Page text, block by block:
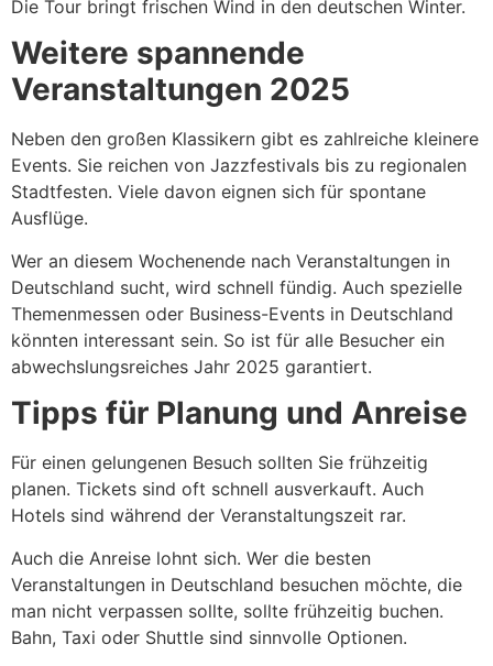
Die Tour bringt frischen Wind in den deutschen Winter.
Weitere spannende
Veranstaltungen 2025
Neben den großen Klassikern gibt es zahlreiche kleinere
Events. Sie reichen von Jazzfestivals bis zu regionalen
Stadtfesten. Viele davon eignen sich für spontane
Ausflüge.
Wer an diesem Wochenende nach Veranstaltungen in
Deutschland sucht, wird schnell fündig. Auch spezielle
Themenmessen oder Business-Events in Deutschland
könnten interessant sein. So ist für alle Besucher ein
abwechslungsreiches Jahr 2025 garantiert.
Tipps für Planung und Anreise
Für einen gelungenen Besuch sollten Sie frühzeitig
planen. Tickets sind oft schnell ausverkauft. Auch
Hotels sind während der Veranstaltungszeit rar.
Auch die Anreise lohnt sich. Wer die besten
Veranstaltungen in Deutschland besuchen möchte, die
man nicht verpassen sollte, sollte frühzeitig buchen.
Bahn, Taxi oder Shuttle sind sinnvolle Optionen.